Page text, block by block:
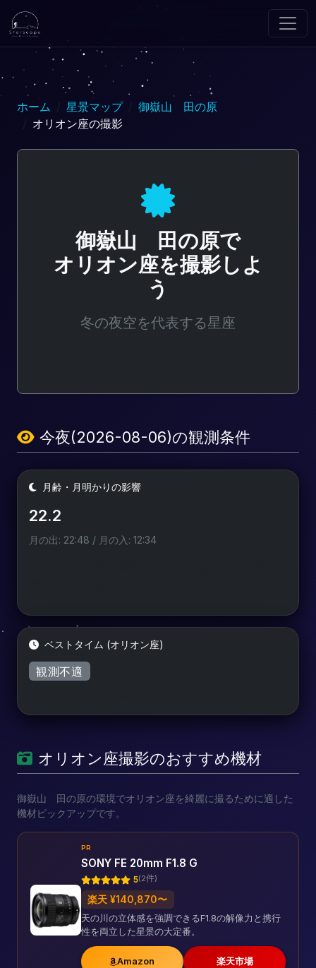
ホーム 星景マップ
御嶽山 田の原
オリオン座の撮影
御嶽山 田の原で
オリオン座を撮影しよ
う
冬の夜空を代表する星座
今夜(2026-08-06)の観測条件
月齢・月明かりの影響
22.2
月の出: 22:48 / 月の入: 12:34
ベストタイム (オリオン座)
観測不適
オリオン座撮影のおすすめ機材
御嶽山 田の原の環境でオリオン座を綺麗に撮るために適した
機材ピックアップです。
PR
SONY FE 20mm F1.8 G
5(2件)
楽天 ¥140,870〜
天の川の立体感を強調できるF1.8の解像力と携行
性を両立した星景の大定番。
Amazon 楽天市場